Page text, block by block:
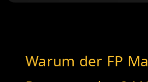
Warum der FP